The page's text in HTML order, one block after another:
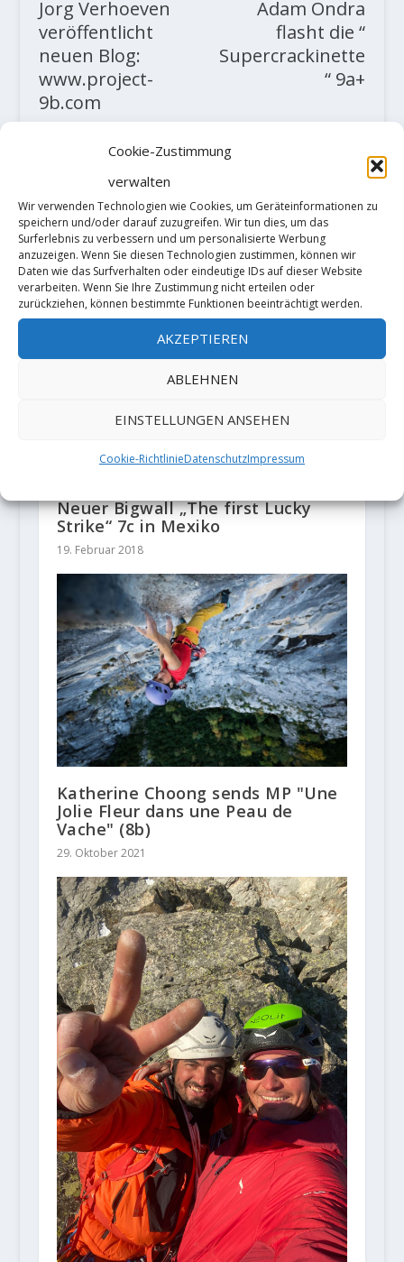
Cookie-Zustimmung
verwalten
Wir verwenden Technologien wie Cookies, um Geräteinformationen zu
speichern und/oder darauf zuzugreifen. Wir tun dies, um das
Surferlebnis zu verbessern und um personalisierte Werbung
anzuzeigen. Wenn Sie diesen Technologien zustimmen, können wir
Daten wie das Surfverhalten oder eindeutige IDs auf dieser Website
verarbeiten. Wenn Sie Ihre Zustimmung nicht erteilen oder
zurückziehen, können bestimmte Funktionen beeinträchtigt werden.
AKZEPTIEREN
ABLEHNEN
EINSTELLUNGEN ANSEHEN
Cookie-RichtlinieDatenschutzImpressum
Jorg Verhoeven
veröffentlicht
neuen Blog:
www.project-
9b.com
Adam Ondra
flasht die “
Supercrackinette
“ 9a+
ZUSAMMENHÄNGENDE POSTS
Neuer Bigwall „The first Lucky
Strike“ 7c in Mexiko
19. Februar 2018
Katherine Choong sends MP "Une
Jolie Fleur dans une Peau de
Vache" (8b)
29. Oktober 2021